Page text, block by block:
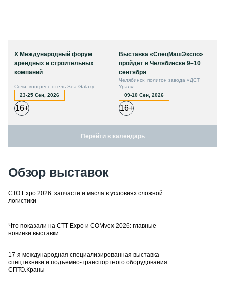
X Международный форум
арендных и строительных
компаний
Сочи, конгресс-отель Sea Galaxy
23-25 Сен, 2026
16+
Выставка «СпецМашЭкспо»
пройдёт в Челябинске 9–10
сентября
Челябинск, полигон завода «ДСТ
Урал»
09-10 Сен, 2026
16+
Перейти в календарь
Обзор выставок
СТО Expo 2026: запчасти и масла в условиях сложной
логистики
Что показали на CTT Expo и COMvex 2026: главные
новинки выставки
17-я международная специализированная выставка
спецтехники и подъемно-транспортного оборудования
СПТО.Краны